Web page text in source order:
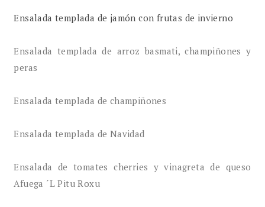
Ensalada templada de jamón con frutas de invierno
Ensalada templada de arroz basmati, champiñones y
peras
Ensalada templada de champiñones
Ensalada templada de Navidad
Ensalada de tomates cherries y vinagreta de queso
Afuega ´L Pitu Roxu